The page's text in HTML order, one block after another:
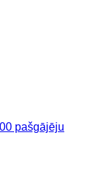
pašgājēju